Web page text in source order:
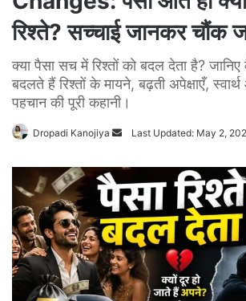
रिश्ते? सच्चाई जानकर चौंक
क्या पैसा सच में रिश्तों को बदल देता है?
बदलते हैं रिश्तों के मायने, बढ़ती अपेक्षाएँ,
पहचान की पूरी कहानी।
Dropadi Kanojiya
Send
email
Last Updated: May 2,